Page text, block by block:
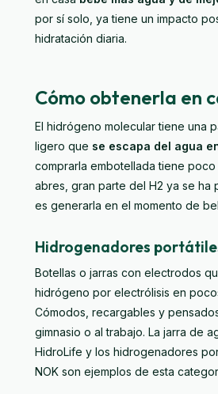
por sí solo, ya tiene un impacto
hidratación diaria.
Cómo obtenerla en
El hidrógeno molecular tiene una
ligero que se escapa del agua
comprarla embotellada tiene
abres, gran parte del H2 ya se ha
es generarla en el momento de
Hidrogenadores
Botellas o jarras con electrodos
hidrógeno por electrólisis en
Cómodos, recargables y
gimnasio o al trabajo. La jarra de
HidroLife y los hidrogenadores
NOK son ejemplos de esta